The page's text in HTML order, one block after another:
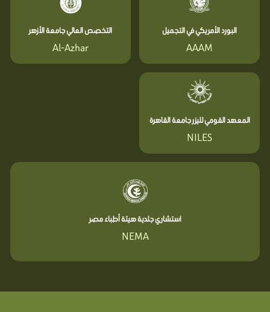
البورد الأمريكي في التجميل
AAAM
التخصص العالي جامعة الأزهر
Al-Azhar
المعهد القومي لليزر جامعة القاهرة
NILES
استشاري جلدية هيئة أطباء مصر
NEMA